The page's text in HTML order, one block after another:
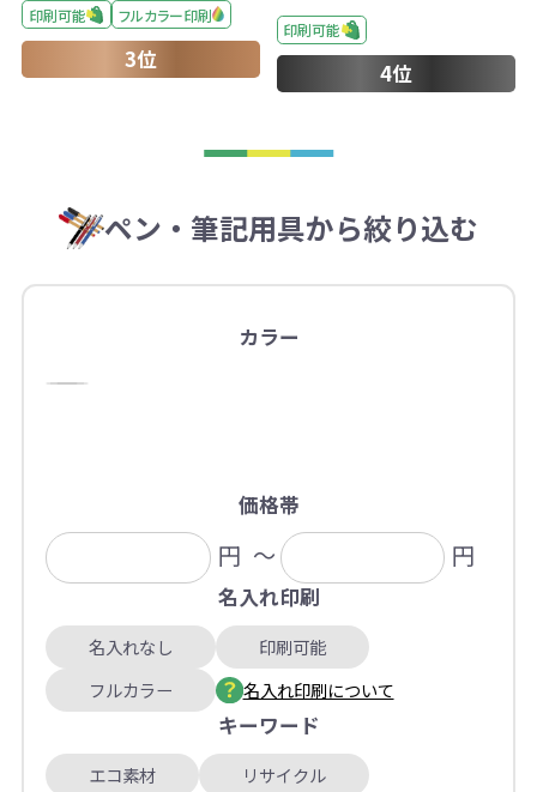
印刷可能 フルカラー印刷
3位
印刷可能
4位
ペン・筆記用具から絞り込む
カラー
価格帯
円 ～ 円
名入れ印刷
名入れなし
印刷可能
フルカラー
名入れ印刷について
キーワード
エコ素材
リサイクル